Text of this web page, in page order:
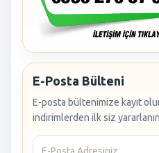
E-Posta Bülteni
E-posta bültenimize kayıt
indirimlerden ilk siz